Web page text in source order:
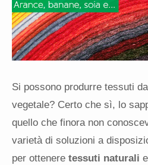
Si possono produrre tessuti
vegetale? Certo che sì, lo
quello che finora non
varietà di soluzioni a
per ottenere tessuti naturali